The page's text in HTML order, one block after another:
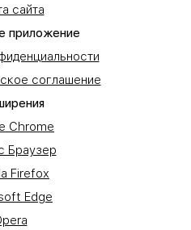
сайта
приложение
соглашение
Chrome
Браузер
Firefox
Edge